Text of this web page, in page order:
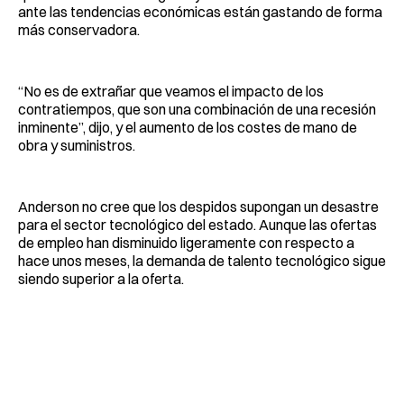
ante las tendencias económicas están gastando de forma
más conservadora.
“No es de extrañar que veamos el impacto de los
contratiempos, que son una combinación de una recesión
inminente”, dijo, y el aumento de los costes de mano de
obra y suministros.
Anderson no cree que los despidos supongan un desastre
para el sector tecnológico del estado. Aunque las ofertas
de empleo han disminuido ligeramente con respecto a
hace unos meses, la demanda de talento tecnológico sigue
siendo superior a la oferta.